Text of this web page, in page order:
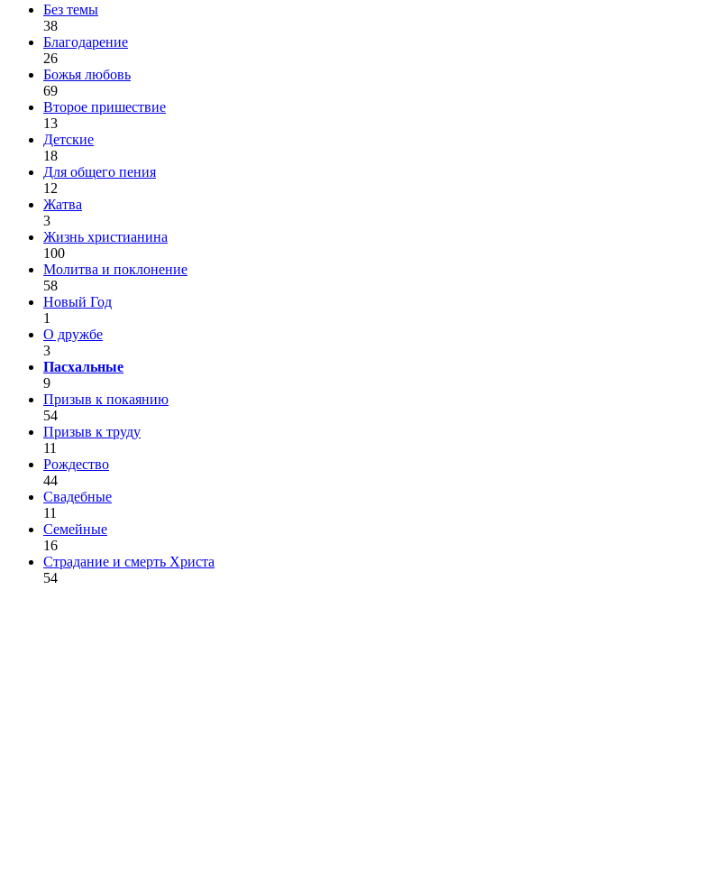
Без темы
38
Благодарение
26
Божья любовь
69
Второе пришествие
13
Детские
18
Для общего пения
12
Жатва
3
Жизнь христианина
100
Молитва и поклонение
58
Новый Год
1
О дружбе
3
Пасхальные
9
Призыв к покаянию
54
Призыв к труду
11
Рождество
44
Свадебные
11
Семейные
16
Страдание и смерть Христа
54